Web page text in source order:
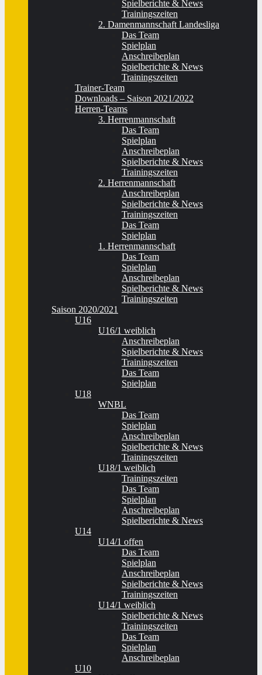
Spielberichte & News
Trainingszeiten
2. Damenmannschaft Landesliga
Das Team
Spielplan
Anschreibeplan
Spielberichte & News
Trainingszeiten
Trainer-Team
Downloads – Saison 2021/2022
Herren-Teams
3. Herrenmannschaft
Das Team
Spielplan
Anschreibeplan
Spielberichte & News
Trainingszeiten
2. Herrenmannschaft
Anschreibeplan
Spielberichte & News
Trainingszeiten
Das Team
Spielplan
1. Herrenmannschaft
Das Team
Spielplan
Anschreibeplan
Spielberichte & News
Trainingszeiten
Saison 2020/2021
U16
U16/1 weiblich
Anschreibeplan
Spielberichte & News
Trainingszeiten
Das Team
Spielplan
U18
WNBL
Das Team
Spielplan
Anschreibeplan
Spielberichte & News
Trainingszeiten
U18/1 weiblich
Trainingszeiten
Das Team
Spielplan
Anschreibeplan
Spielberichte & News
U14
U14/1 offen
Das Team
Spielplan
Anschreibeplan
Spielberichte & News
Trainingszeiten
U14/1 weiblich
Spielberichte & News
Trainingszeiten
Das Team
Spielplan
Anschreibeplan
U10